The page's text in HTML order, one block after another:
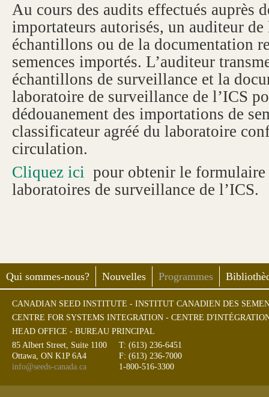
Au cours des audits effectués auprès
importateurs autorisés, un auditeur de
échantillons ou de la documentation
semences importés. L’auditeur
échantillons de surveillance et la
laboratoire de surveillance de l’ICS
dédouanement des importations de
classificateur agréé du laboratoire
circulation.
Cliquez ici pour obtenir le formulaire
laboratoires de surveillance de l’ICS.
Qui sommes-nous? Nouvelles Programmes
CANADIAN SEED INSTITUTE - INSTITUT CANADIEN DES
CENTRE FOR SYSTEMS INTEGRATION - CENTRE
HEAD OFFICE - BUREAU PRINCIPAL
85 Albert Street, Suite 1100
Ottawa, ON K1P 6A4
info@seeds-canada.ca
T: (613) 236-6451
F: (613) 236-7000
1-800-516-3300